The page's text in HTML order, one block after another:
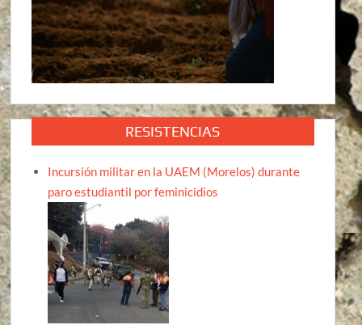
RESISTENCIAS
Incursión militar en la UAEM (Morelos) durante
paro estudiantil por feminicidios